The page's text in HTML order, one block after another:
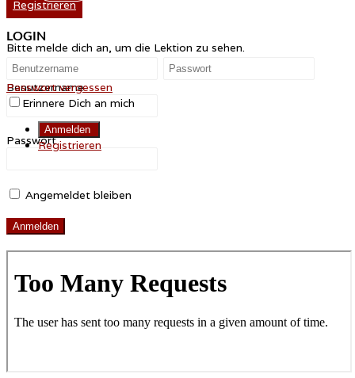
LOGIN
Passwort vergessen
Erinnere Dich an mich
Registrieren
Registrieren
Bitte melde dich an, um die Lektion zu sehen.
Benutzername
Passwort
Angemeldet bleiben